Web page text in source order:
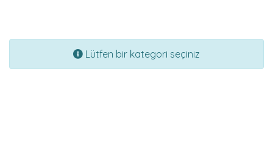
Lütfen bir kategori seçiniz